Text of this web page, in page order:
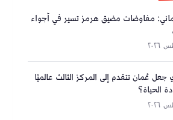
مفاوضات مضيق هرمز تسير في أجواء
جعل عُمان تتقدم إلى المركز الثالث عالميًا
الحياة؟